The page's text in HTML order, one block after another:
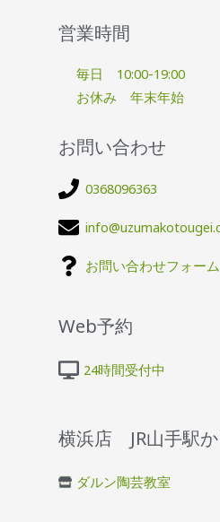
営業時間
毎日 10:00-19:00
お休み 年末年始
お問い合わせ
0368096363
お問い合わせフォーム
Web予約
24時間受付中
横浜店 JR山手駅
ダルン陶芸教室